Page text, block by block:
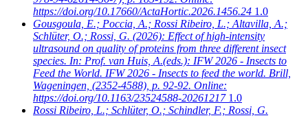
https://doi.org/10.17660/ActaHortic.2026.1456.24 1.0
Gousgoula, E.; Poccia, A.; Rossi Ribeiro, L.; Altavilla, A.;
Schlüter, O.; Rossi, G. (2026): Effect of high-intensity
ultrasound on quality of proteins from three different insect
species. In: Prof. van Huis, A.(eds.): IFW 2026 - Insects to
Feed the World. IFW 2026 - Insects to feed the world. Brill,
Wageningen, (2352-4588), p. 92-92. Online:
https://doi.org/10.1163/23524588-20261217 1.0
Rossi Ribeiro, L.; Schlüter, O.; Schindler, F.; Rossi, G.